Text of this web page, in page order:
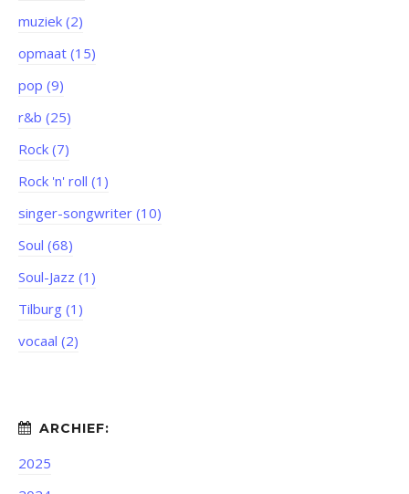
muziek (2)
opmaat (15)
pop (9)
r&b (25)
Rock (7)
Rock 'n' roll (1)
singer-songwriter (10)
Soul (68)
Soul-Jazz (1)
Tilburg (1)
vocaal (2)
2025